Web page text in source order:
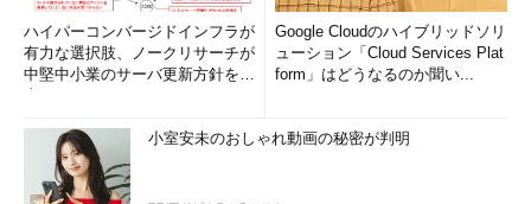
ハイパーコンバージドインフラが
有力な選択肢、ノークリサーチが
中堅中小業のサーバ更新方針を調
Google Cloudのハイブリッドソリ
ューション「Cloud Services Plat
form」はどうなるのか聞い...
小室安未のおしゃれ動画の秘密が判明